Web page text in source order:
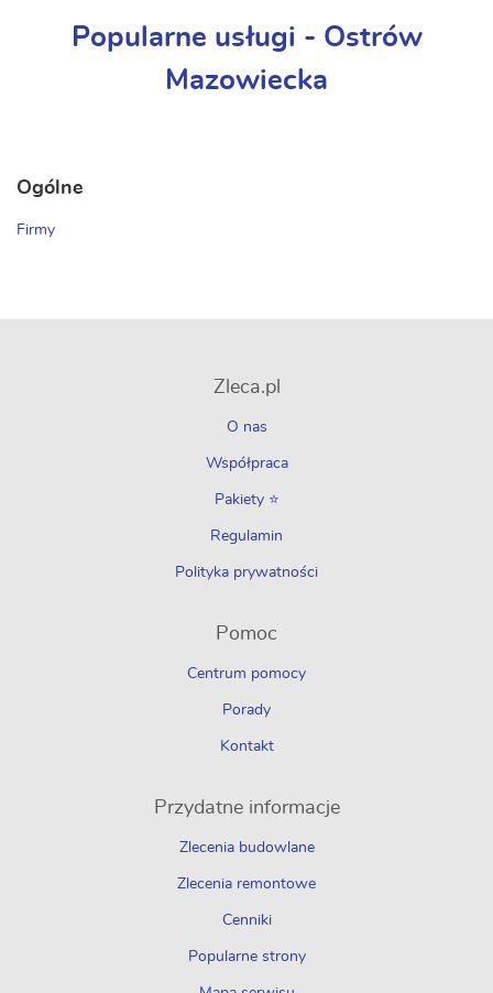
Popularne usługi - Ostrów
Mazowiecka
Ogólne
Firmy
Zleca.pl
O nas
Współpraca
Pakiety ⭐
Regulamin
Polityka prywatności
Pomoc
Centrum pomocy
Porady
Kontakt
Przydatne informacje
Zlecenia budowlane
Zlecenia remontowe
Cenniki
Popularne strony